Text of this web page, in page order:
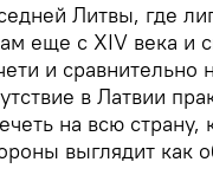
Литвы, где
еще с XIV века и
и сравнительно
в Латвии
на всю
выглядит как